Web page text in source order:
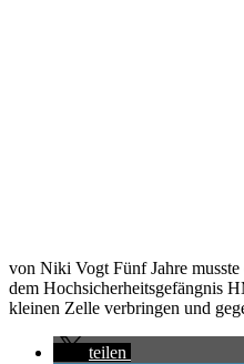
von Niki Vogt Fünf Jahre
dem Hochsicherheitsgefängnis
kleinen Zelle verbringen und
teilen